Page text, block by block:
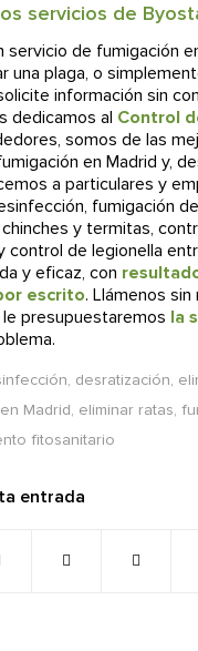
servicios de
servicio de fumigación
una plaga, o
información sin
dedicamos al Control
somos de las
en Madrid y,
a particulares y
fumigación
y termitas,
control de legionella
y eficaz, con
escrito. Llámenos sin
presupuestaremos la
, desratización,
Madrid, eliminar ratas,
fitosanitario
entrada